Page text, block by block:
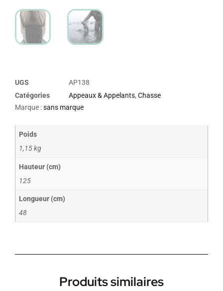
UGS
AP138
Catégories
Appeaux & Appelants, Chasse
Marque :sans marque
Poids
1,15 kg
Hauteur (cm)
125
Longueur (cm)
48
Produits similaires